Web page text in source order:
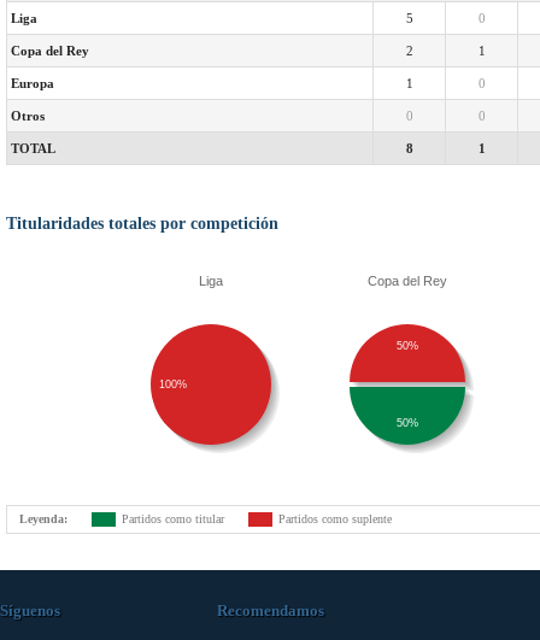
Liga 5 0
Copa del Rey 2 1
Europa 1 0
Otros 0 0
TOTAL 8 1
Titularidades totales por competición
Liga
100%
Copa del Rey
50%
50%
Leyenda: Partidos como titular Partidos como suplente
Síguenos Recomendamos